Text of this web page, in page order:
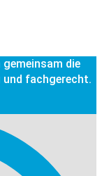
die
fachgerecht.